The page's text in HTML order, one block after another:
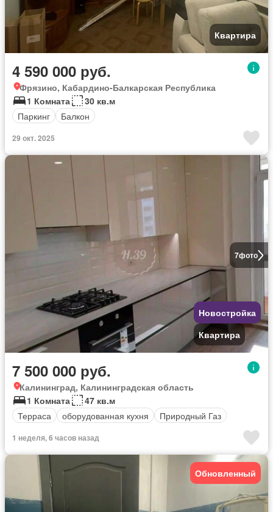
Квартира
4 590 000 руб.
Фрязино, Кабардино-Балкарская Республика
1 Комната
30 кв.м
Паркинг
Балкон
29 окт. 2025
7фото
Новостройка
Квартира
7 500 000 руб.
Калининград, Калининградская область
1 Комната
47 кв.м
Терраса
оборудованная кухня Природный Газ
1 неделя, 6 часов назад
Обновленный